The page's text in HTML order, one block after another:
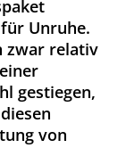
Unruhe.
zwar relativ
gestiegen,
von